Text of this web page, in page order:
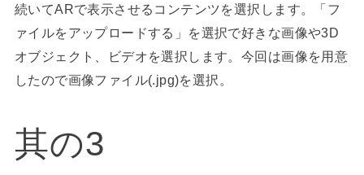
続いてARで表示させるコンテンツを選択します。「フ
ァイルをアップロードする」を選択で好きな画像や3D
オブジェクト、ビデオを選択します。今回は画像を用意
したので画像ファイル(.jpg)を選択。
其の3